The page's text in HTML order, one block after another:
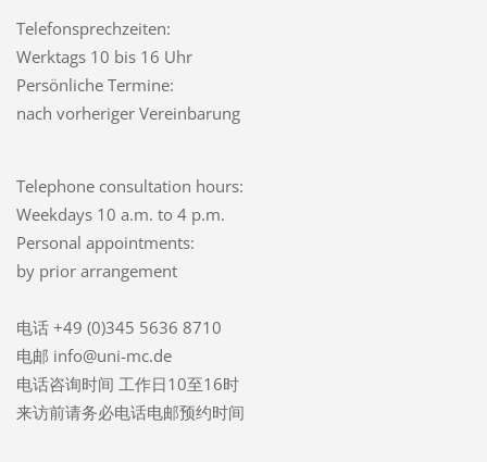
Telefonsprechzeiten:
Werktags 10 bis 16 Uhr
Persönliche Termine:
nach vorheriger Vereinbarung
Telephone consultation hours:
Weekdays 10 a.m. to 4 p.m.
Personal appointments:
by prior arrangement
电话 +49 (0)345 5636 8710
电邮 info@uni-mc.de
电话咨询时间 工作日10至16时
来访前请务必电话电邮预约时间